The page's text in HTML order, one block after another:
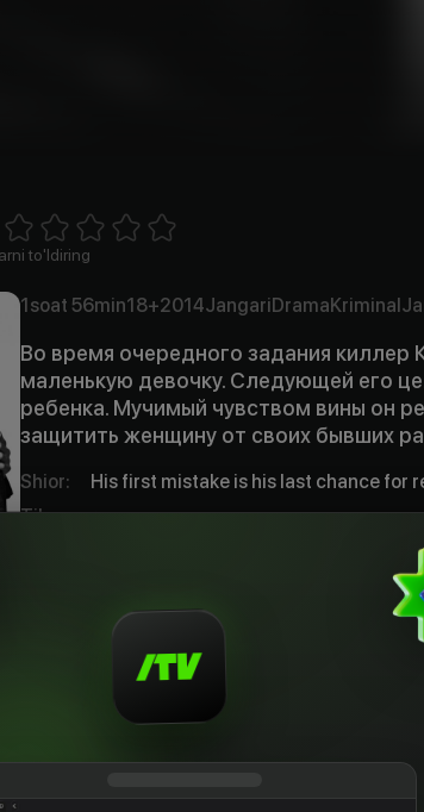
6 Stars7 Stars8 Stars
to'ldiring
1soat 56min18+2014JangariDramaKriminal
Во время очередного задания киллер
маленькую девочку. Следующей его
ребенка. Мучимый чувством вины он
защитить женщину от своих бывших
Shior:
His first mistake is his last chance for
Til:
rus